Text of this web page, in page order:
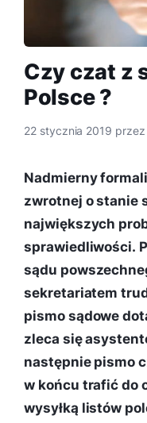
Czy czat z
Polsce ?
22 stycznia 2019 przez
Nadmierny
zwrotnej o stanie
największych
sprawiedliwości.
sądu
sekretariatem
pismo sądowe
zleca się
następnie pismo
w końcu trafić do
wysyłką listów